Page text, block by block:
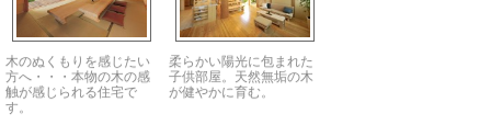
木のぬくもりを感じたい
方へ・・・本物の木の感
触が感じられる住宅で
す。
柔らかい陽光に包まれた
子供部屋。天然無垢の木
が健やかに育む。